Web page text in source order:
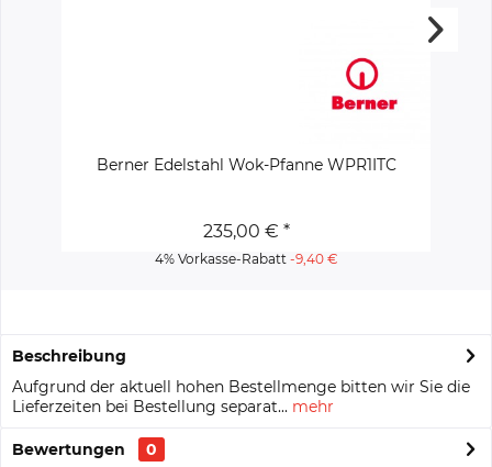
Berner Edelstahl Wok-Pfanne WPR1ITC
235,00 € *
4% Vorkasse-Rabatt -9,40 €
Beschreibung
Aufgrund der aktuell hohen Bestellmenge bitten wir Sie die
Lieferzeiten bei Bestellung separat... mehr
Bewertungen
0